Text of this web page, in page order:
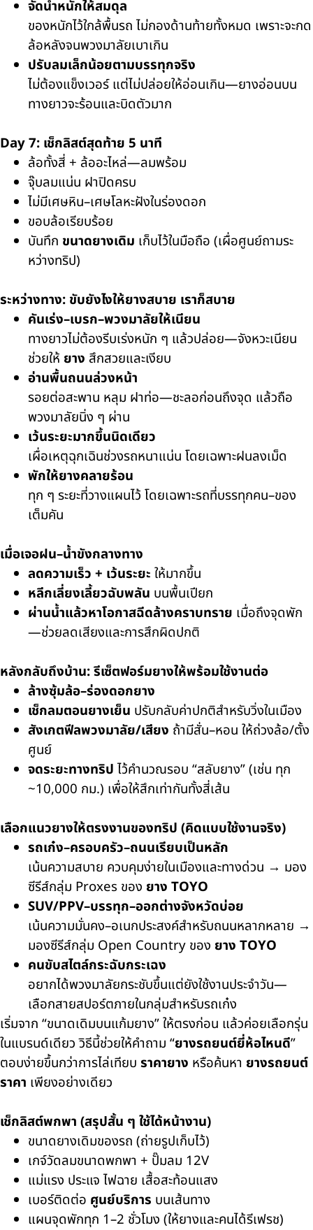
จัดน้ำหนักให้สมดุล
ของหนักไว้ใกล้พื้นรถ ไม่กองด้านท้ายทั้งหมด เพราะจะกด
ล้อหลังจนพวงมาลัยเบาเกิน
ปรับลมเล็กน้อยตามบรรทุกจริง
ไม่ต้องแข็งเวอร์ แต่ไม่ปล่อยให้อ่อนเกิน—ยางอ่อนบน
ทางยาวจะร้อนและบิดตัวมาก
Day 7: เช็กลิสต์สุดท้าย 5 นาที
ล้อทั้งสี่ + ล้ออะไหล่—ลมพร้อม
จุ๊บลมแน่น ฝาปิดครบ
ไม่มีเศษหิน–เศษโลหะฝังในร่องดอก
ขอบล้อเรียบร้อย
บันทึก ขนาดยางเดิม เก็บไว้ในมือถือ (เผื่อศูนย์ถามระ
หว่างทริป)
ระหว่างทาง: ขับยังไงให้ยางสบาย เราก็สบาย
คันเร่ง–เบรก–พวงมาลัยให้เนียน
ทางยาวไม่ต้องรีบเร่งหนัก ๆ แล้วปล่อย—จังหวะเนียน
ช่วยให้ ยาง สึกสวยและเงียบ
อ่านพื้นถนนล่วงหน้า
รอยต่อสะพาน หลุม ฝาท่อ—ชะลอก่อนถึงจุด แล้วถือ
พวงมาลัยนิ่ง ๆ ผ่าน
เว้นระยะมากขึ้นนิดเดียว
เผื่อเหตุฉุกเฉินช่วงรถหนาแน่น โดยเฉพาะฝนลงเม็ด
พักให้ยางคลายร้อน
ทุก ๆ ระยะที่วางแผนไว้ โดยเฉพาะรถที่บรรทุกคน–ของ
เต็มคัน
เมื่อเจอฝน–น้ำขังกลางทาง
ลดความเร็ว + เว้นระยะ ให้มากขึ้น
หลีกเลี่ยงเลี้ยวฉับพลัน บนพื้นเปียก
ผ่านน้ำแล้วหาโอกาสฉีดล้างคราบทราย เมื่อถึงจุดพัก
—ช่วยลดเสียงและการสึกผิดปกติ
หลังกลับถึงบ้าน: รีเซ็ตฟอร์มยางให้พร้อมใช้งานต่อ
ล้างซุ้มล้อ–ร่องดอกยาง
เช็กลมตอนยางเย็น ปรับกลับค่าปกติสำหรับวิ่งในเมือง
สังเกตฟีลพวงมาลัย/เสียง ถ้ามีสั่น–หอน ให้ถ่วงล้อ/ตั้ง
ศูนย์
จดระยะทางทริป ไว้คำนวณรอบ “สลับยาง” (เช่น ทุก
~10,000 กม.) เพื่อให้สึกเท่ากันทั้งสี่เส้น
เลือกแนวยางให้ตรงงานของทริป (คิดแบบใช้งานจริง)
รถเก๋ง–ครอบครัว–ถนนเรียบเป็นหลัก
เน้นความสบาย ควบคุมง่ายในเมืองและทางด่วน → มอง
ซีรีส์กลุ่ม Proxes ของ ยาง TOYO
SUV/PPV–บรรทุก–ออกต่างจังหวัดบ่อย
เน้นความมั่นคง–อเนกประสงค์สำหรับถนนหลากหลาย →
มองซีรีส์กลุ่ม Open Country ของ ยาง TOYO
คนขับสไตล์กระฉับกระเฉง
อยากได้พวงมาลัยกระชับขึ้นแต่ยังใช้งานประจำวัน—
เลือกสายสปอร์ตภายในกลุ่มสำหรับรถเก๋ง
เริ่มจาก “ขนาดเดิมบนแก้มยาง” ให้ตรงก่อน แล้วค่อยเลือกรุ่น
ในแบรนด์เดียว วิธีนี้ช่วยให้คำถาม “ยางรถยนต์ยี่ห้อไหนดี”
ตอบง่ายขึ้นกว่าการไล่เทียบ ราคายาง หรือค้นหา ยางรถยนต์
ราคา เพียงอย่างเดียว
เช็กลิสต์พกพา (สรุปสั้น ๆ ใช้ได้หน้างาน)
ขนาดยางเดิมของรถ (ถ่ายรูปเก็บไว้)
เกจ์วัดลมขนาดพกพา + ปั๊มลม 12V
แม่แรง ประแจ ไฟฉาย เสื้อสะท้อนแสง
เบอร์ติดต่อ ศูนย์บริการ บนเส้นทาง
แผนจุดพักทุก 1–2 ชั่วโมง (ให้ยางและคนได้รีเฟรช)